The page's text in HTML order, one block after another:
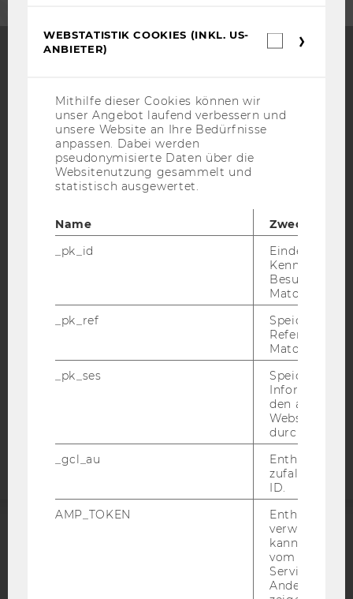
YouTube Newsletter
BARRIEREFREIHEITSERKLÄRUNG WEBSEITE
DATENSCHUTZERKLÄRUNG SOCIAL MEDIA
STUDIENBEWERBER*INNEN UND STUDIERENDE
COOKIE EINSTELLUNGEN
Barrierefreiheitserklärung
WEBSTATISTIK COOKIES (INKL. US-
ANBIETER)
Mithilfe dieser Cookies können wir
unser Angebot laufend verbessern und
unsere Website an Ihre Bedürfnisse
anpassen. Dabei werden
pseudonymisierte Daten über die
Websitenutzung gesammelt und
statistisch ausgewertet.
Name
Zweck
_pk_id
Eindeutige
Besuchers
Matomo.
_pk_ref
Speicherung
Referrers
Matomo.
_pk_ses
Speicherung
den aktuellen
durch
_gcl_au
Enthält eine
ID.
AMP_TOKEN
Enthält ein
verwendet
kann, um
vom AMP-
Service
Andere